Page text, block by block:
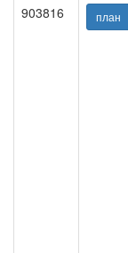
903816
план